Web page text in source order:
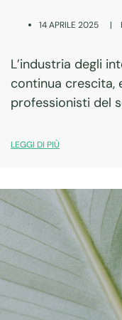
14 APRILE 2025 |
L’industria degli
continua crescita,
professionisti del
Una delle prime
LEGGI DI PIÙ